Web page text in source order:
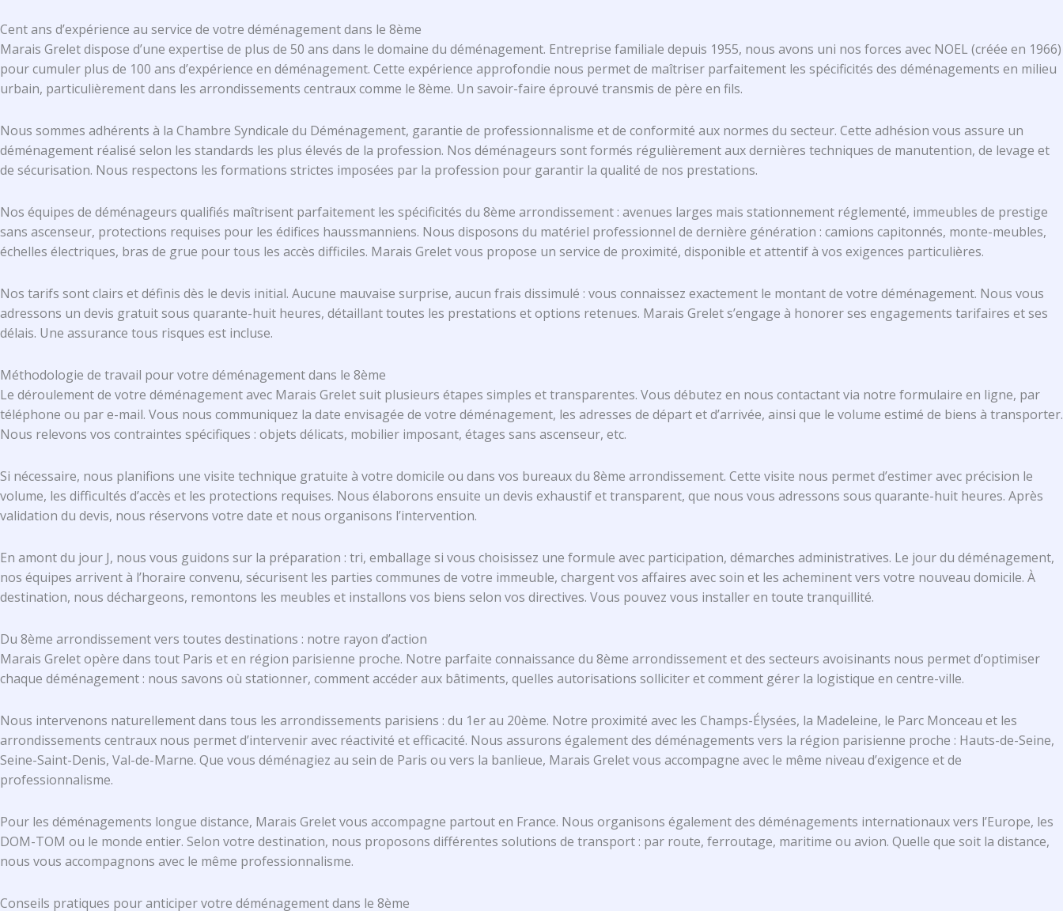
Cent ans d’expérience au service de votre déménagement dans le 8ème
Marais Grelet dispose d’une expertise de plus de 50 ans dans le domaine du déménagement. Entreprise familiale depuis 1955, nous avons uni nos forces avec NOEL (créée en 1966)
pour cumuler plus de 100 ans d’expérience en déménagement. Cette expérience approfondie nous permet de maîtriser parfaitement les spécificités des déménagements en milieu
urbain, particulièrement dans les arrondissements centraux comme le 8ème. Un savoir-faire éprouvé transmis de père en fils.
Nous sommes adhérents à la Chambre Syndicale du Déménagement, garantie de professionnalisme et de conformité aux normes du secteur. Cette adhésion vous assure un
déménagement réalisé selon les standards les plus élevés de la profession. Nos déménageurs sont formés régulièrement aux dernières techniques de manutention, de levage et
de sécurisation. Nous respectons les formations strictes imposées par la profession pour garantir la qualité de nos prestations.
Nos équipes de déménageurs qualifiés maîtrisent parfaitement les spécificités du 8ème arrondissement : avenues larges mais stationnement réglementé, immeubles de prestige
sans ascenseur, protections requises pour les édifices haussmanniens. Nous disposons du matériel professionnel de dernière génération : camions capitonnés, monte-meubles,
échelles électriques, bras de grue pour tous les accès difficiles. Marais Grelet vous propose un service de proximité, disponible et attentif à vos exigences particulières.
Nos tarifs sont clairs et définis dès le devis initial. Aucune mauvaise surprise, aucun frais dissimulé : vous connaissez exactement le montant de votre déménagement. Nous vous
adressons un devis gratuit sous quarante-huit heures, détaillant toutes les prestations et options retenues. Marais Grelet s’engage à honorer ses engagements tarifaires et ses
délais. Une assurance tous risques est incluse.
Méthodologie de travail pour votre déménagement dans le 8ème
Le déroulement de votre déménagement avec Marais Grelet suit plusieurs étapes simples et transparentes. Vous débutez en nous contactant via notre formulaire en ligne, par
téléphone ou par e-mail. Vous nous communiquez la date envisagée de votre déménagement, les adresses de départ et d’arrivée, ainsi que le volume estimé de biens à transporter.
Nous relevons vos contraintes spécifiques : objets délicats, mobilier imposant, étages sans ascenseur, etc.
Si nécessaire, nous planifions une visite technique gratuite à votre domicile ou dans vos bureaux du 8ème arrondissement. Cette visite nous permet d’estimer avec précision le
volume, les difficultés d’accès et les protections requises. Nous élaborons ensuite un devis exhaustif et transparent, que nous vous adressons sous quarante-huit heures. Après
validation du devis, nous réservons votre date et nous organisons l’intervention.
En amont du jour J, nous vous guidons sur la préparation : tri, emballage si vous choisissez une formule avec participation, démarches administratives. Le jour du déménagement,
nos équipes arrivent à l’horaire convenu, sécurisent les parties communes de votre immeuble, chargent vos affaires avec soin et les acheminent vers votre nouveau domicile. À
destination, nous déchargeons, remontons les meubles et installons vos biens selon vos directives. Vous pouvez vous installer en toute tranquillité.
Du 8ème arrondissement vers toutes destinations : notre rayon d’action
Marais Grelet opère dans tout Paris et en région parisienne proche. Notre parfaite connaissance du 8ème arrondissement et des secteurs avoisinants nous permet d’optimiser
chaque déménagement : nous savons où stationner, comment accéder aux bâtiments, quelles autorisations solliciter et comment gérer la logistique en centre-ville.
Nous intervenons naturellement dans tous les arrondissements parisiens : du 1er au 20ème. Notre proximité avec les Champs-Élysées, la Madeleine, le Parc Monceau et les
arrondissements centraux nous permet d’intervenir avec réactivité et efficacité. Nous assurons également des déménagements vers la région parisienne proche : Hauts-de-Seine,
Seine-Saint-Denis, Val-de-Marne. Que vous déménagiez au sein de Paris ou vers la banlieue, Marais Grelet vous accompagne avec le même niveau d’exigence et de
professionnalisme.
Pour les déménagements longue distance, Marais Grelet vous accompagne partout en France. Nous organisons également des déménagements internationaux vers l’Europe, les
DOM-TOM ou le monde entier. Selon votre destination, nous proposons différentes solutions de transport : par route, ferroutage, maritime ou avion. Quelle que soit la distance,
nous vous accompagnons avec le même professionnalisme.
Conseils pratiques pour anticiper votre déménagement dans le 8ème